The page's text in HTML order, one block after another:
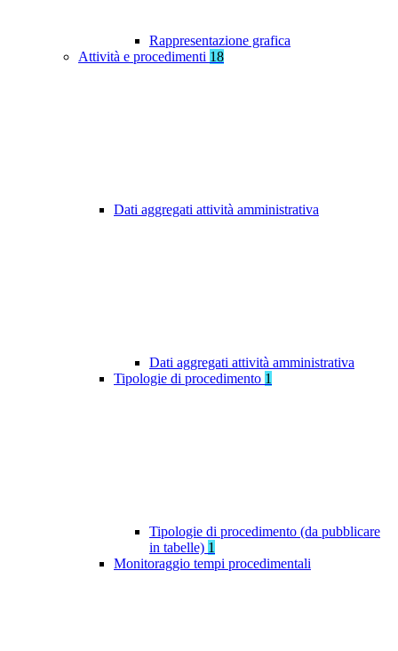
Rappresentazione grafica
Attività e procedimenti 18
Dati aggregati attività amministrativa
Dati aggregati attività amministrativa
Tipologie di procedimento 1
Tipologie di procedimento (da pubblicare
in tabelle) 1
Monitoraggio tempi procedimentali